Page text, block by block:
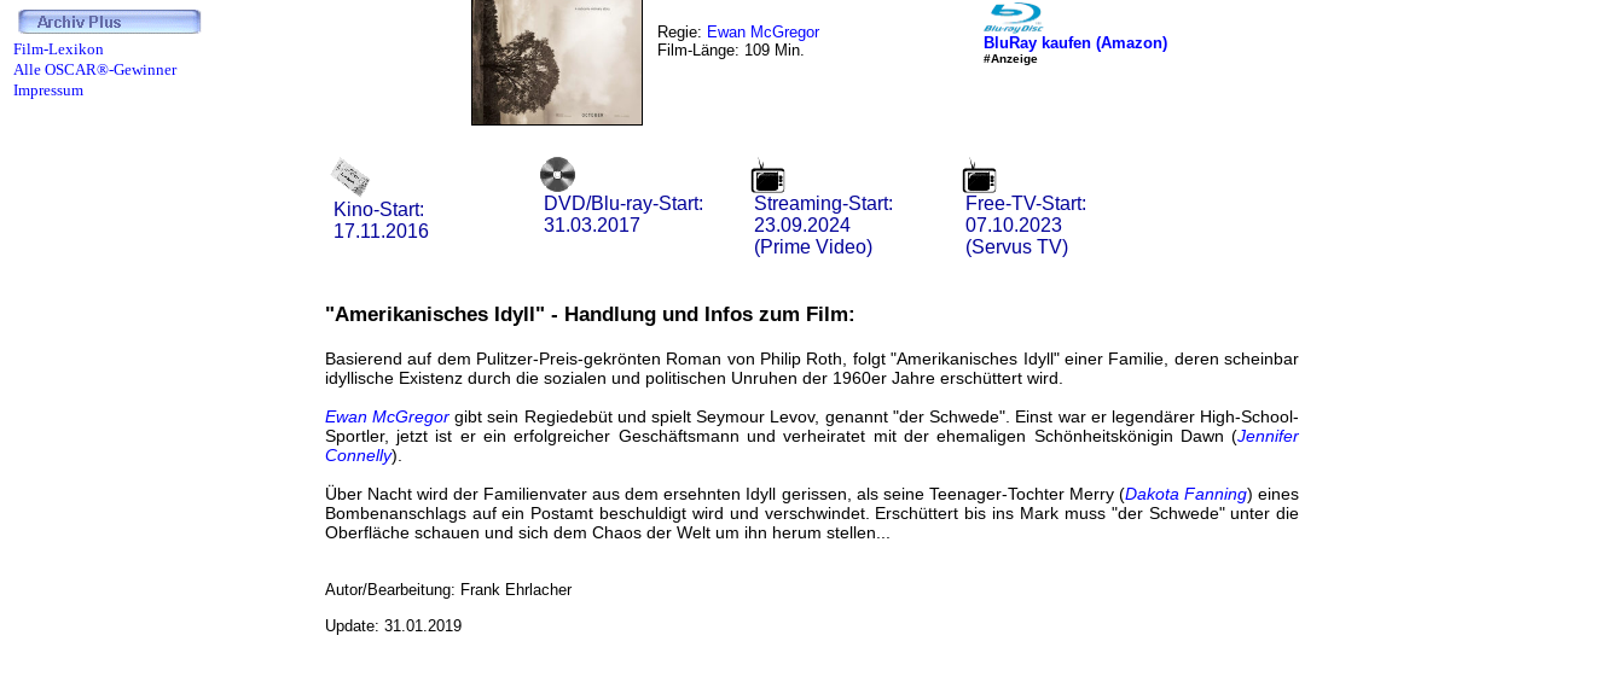
Regie: Ewan McGregor
Film-Länge: 109 Min.
BluRay kaufen (Amazon)
#Anzeige
Kino-Start:
17.11.2016
DVD/Blu-ray-Start:
31.03.2017
Streaming-Start:
23.09.2024
(Prime Video)
Free-TV-Start:
07.10.2023
(Servus TV)
"Amerikanisches Idyll" - Handlung und Infos zum Film:
Basierend auf dem Pulitzer-Preis-gekrönten Roman von Philip Roth, folgt "Amerikanisches Idyll" einer Familie, deren scheinbar
idyllische Existenz durch die sozialen und politischen Unruhen der 1960er Jahre erschüttert wird.
Ewan McGregor gibt sein Regiedebüt und spielt Seymour Levov, genannt "der Schwede". Einst war er legendärer High-School-
Sportler, jetzt ist er ein erfolgreicher Geschäftsmann und verheiratet mit der ehemaligen Schönheitskönigin Dawn (Jennifer
Connelly).
Über Nacht wird der Familienvater aus dem ersehnten Idyll gerissen, als seine Teenager-Tochter Merry (Dakota Fanning) eines
Bombenanschlags auf ein Postamt beschuldigt wird und verschwindet. Erschüttert bis ins Mark muss "der Schwede" unter die
Oberfläche schauen und sich dem Chaos der Welt um ihn herum stellen...
Autor/Bearbeitung: Frank Ehrlacher
Update: 31.01.2019
Film-Lexikon
Alle OSCAR®-Gewinner
Impressum